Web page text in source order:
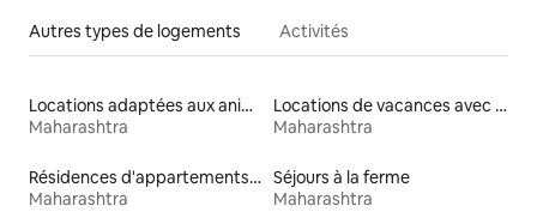
Autres types de logements Activités
Locations adaptées aux animaux
Maharashtra
Locations de vacances avec piscine
Maharashtra
Résidences d'appartements en location
Maharashtra
Séjours à la ferme
Maharashtra